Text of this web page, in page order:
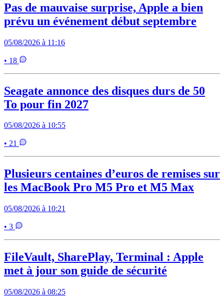
Pas de mauvaise surprise, Apple a bien
prévu un événement début septembre
05/08/2026 à 11:16
• 18
Seagate annonce des disques durs de 50
To pour fin 2027
05/08/2026 à 10:55
• 21
Plusieurs centaines d’euros de remises sur
les MacBook Pro M5 Pro et M5 Max
05/08/2026 à 10:21
• 3
FileVault, SharePlay, Terminal : Apple
met à jour son guide de sécurité
05/08/2026 à 08:25